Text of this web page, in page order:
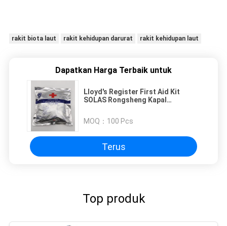
rakit biota laut rakit kehidupan darurat rakit kehidupan laut
Dapatkan Harga Terbaik untuk
Lloyd's Register First Aid Kit
SOLAS Rongsheng Kapal
penyelamat
MOQ： 100 Pcs
Terus
Top produk